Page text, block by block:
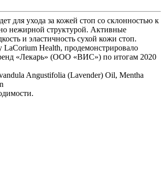
для ухода за кожей стоп со склонностью к
нежирной структурой. Активные
и эластичность сухой кожи стоп.
Health, продемонстрировало
«Лекарь» (ООО «ВИС») по итогам 2020
Angustifolia (Lavender) Oil, Mentha